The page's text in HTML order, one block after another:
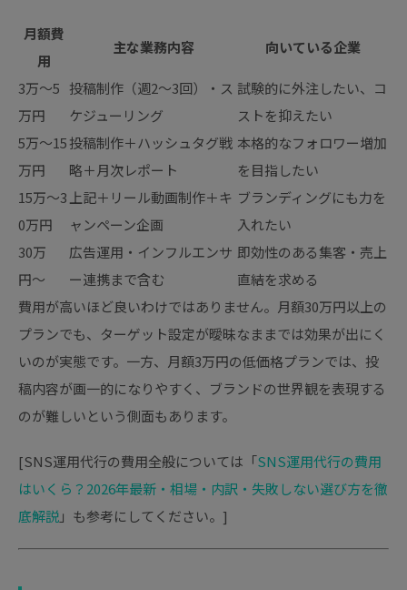
月額費
用
主な業務内容 向いている企業
3万〜5
万円
投稿制作（週2〜3回）・ス
ケジューリング
試験的に外注したい、コ
ストを抑えたい
5万〜15
万円
投稿制作＋ハッシュタグ戦
略＋月次レポート
本格的なフォロワー増加
を目指したい
15万〜3
0万円
上記＋リール動画制作＋キ
ャンペーン企画
ブランディングにも力を
入れたい
30万
円〜
広告運用・インフルエンサ
ー連携まで含む
即効性のある集客・売上
直結を求める
費用が高いほど良いわけではありません。月額30万円以上の
プランでも、ターゲット設定が曖昧なままでは効果が出にく
いのが実態です。一方、月額3万円の低価格プランでは、投
稿内容が画一的になりやすく、ブランドの世界観を表現する
のが難しいという側面もあります。
[SNS運用代行の費用全般については「SNS運用代行の費用
はいくら？2026年最新・相場・内訳・失敗しない選び方を徹
底解説」も参考にしてください。]